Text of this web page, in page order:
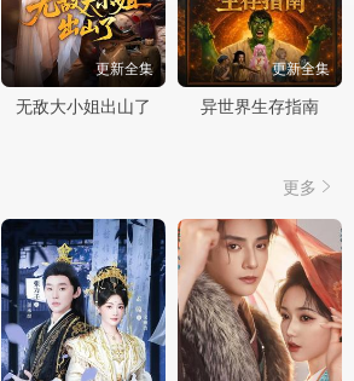
更新全集
无敌大小姐出山了
更新全集
异世界生存指南
更多